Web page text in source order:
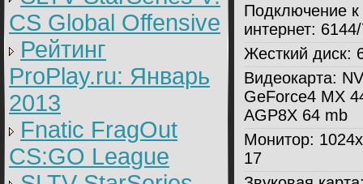
CS Global Offensive
Рейтинг
ProPlay.ru: Январь
2013
Fnatic FragOut
CS:GO League
Подключение к
интернет:
Жесткий диск:
Видеокарта:
GeForce4 MX
AGP8X 64 mb
Монитор:
17